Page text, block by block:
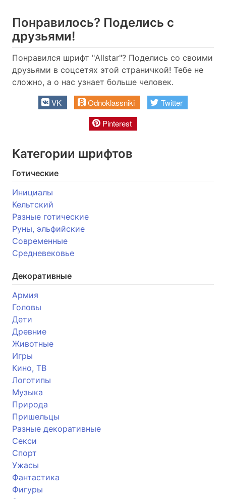
Понравилось? Поделись с
друзьями!
Понравился шрифт "Allstar"? Поделись со своими
друзьями в соцсетях этой страничкой! Тебе не
сложно, а о нас узнает больше человек.
VK Odnoklassniki
Twitter
Pinterest
Категории шрифтов
Готические
Инициалы
Кельтский
Разные готические
Руны, эльфийские
Современные
Средневековье
Декоративные
Армия
Головы
Дети
Древние
Животные
Игры
Кино, ТВ
Логотипы
Музыка
Природа
Пришельцы
Разные декоративные
Секси
Спорт
Ужасы
Фантастика
Фигуры